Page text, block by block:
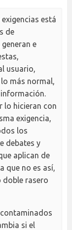
está
de
e
usuario,
más normal,
lo hicieran con
exigencia,
los
debates y
aplican de
que no es así,
doble rasero
si el